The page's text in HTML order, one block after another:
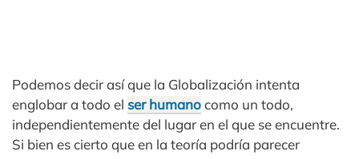
Podemos decir así que la Globalización intenta
englobar a todo el ser humanocomo un todo,
independientemente del lugar en el que se encuentre.
Si bien es cierto que en la teoría podría parecer